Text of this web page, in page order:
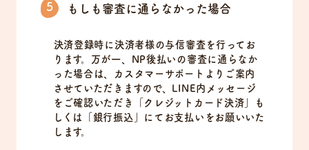
もしも審査に通らなかった場合
決済登録時に決済者様の与信審査を行ってお
ります。万が一、NP後払いの審査に通らなか
った場合は、カスタマーサポートよりご案内
させていただきますので、LINE内メッセージ
をご確認いただき「クレジットカード決済」も
しくは「銀行振込」にてお支払いをお願いいた
します。